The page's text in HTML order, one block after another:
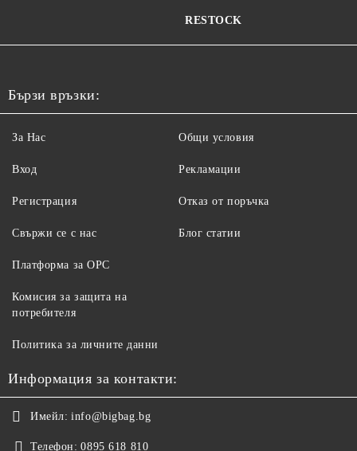
RESTOCK
Бързи връзки:
За Нас
Вход
Регистрация
Свържи се с нас
Общи условия
Рекламации
Отказ от поръчка
Блог статии
Платформа за ОРС
Комисия за защита на
потребителя
Политика за личните данни
Информация за контакти:
Имейл: info@bigbag.bg
Телефон: 0895 618 810